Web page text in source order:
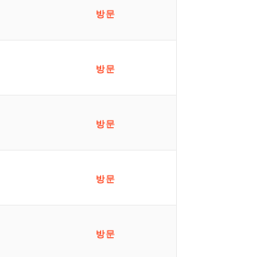
방문
방문
방문
방문
방문